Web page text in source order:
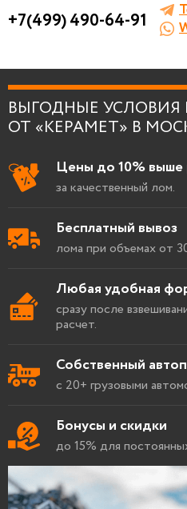
данных.
+7(499) 490-64-91
ВЫГОДНЫЕ
ОТ «КЕРАМЕТ» В
Цены до 10%
за качественный лом.
Бесплатный вывоз
лома при объемах от
Любая удобная
сразу после
расчет.
Собственный
с 20+ грузовыми
Бонусы и скидки
до 15% для